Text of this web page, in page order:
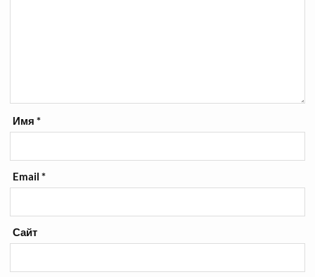
Имя*
Email*
Сайт